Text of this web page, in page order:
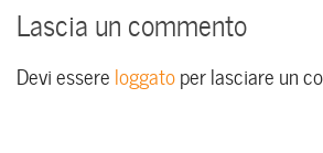
Lascia un commento
Devi essere loggatoper lasciare un